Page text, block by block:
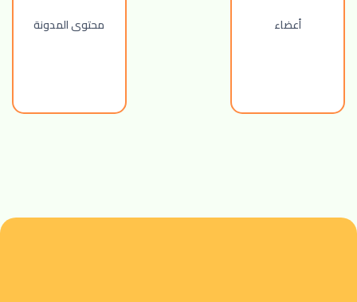
أعضاء محتوى المدونة